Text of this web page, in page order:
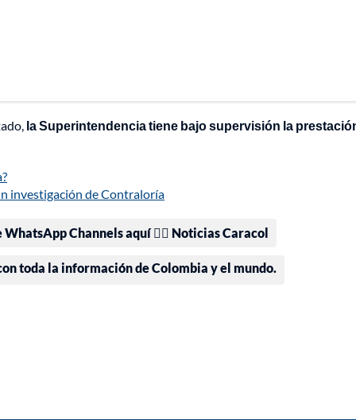
la Superintendencia tiene bajo supervisión la
investigación de Contraloría
Channels aquí 👉🏻 Noticias Caracol
toda la información de Colombia y el mundo.